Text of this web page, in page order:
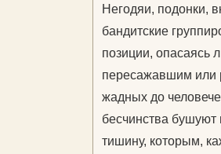
Негодяи, подонки,
бандитские
позиции, опасаясь
пересажавшим или
жадных до
бесчинства бушуют
тишину, которым,